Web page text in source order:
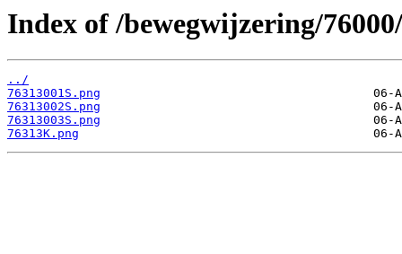
Index of /bewegwijzering/
../
76313001S.png
76313002S.png
76313003S.png
76313K.png